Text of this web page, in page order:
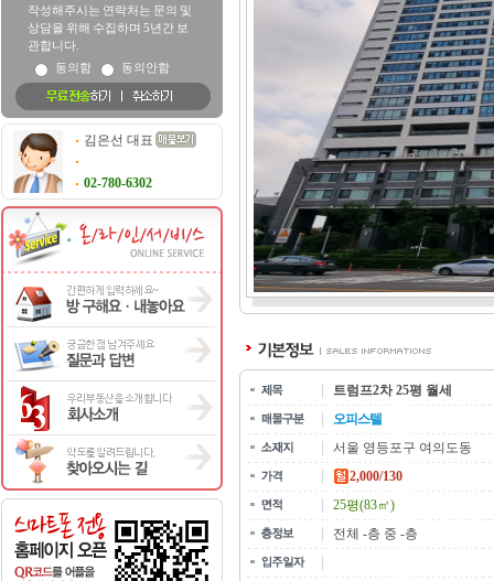
작성해주시는 연락처는 문의 및
상담을 위해 수집하며 5년간 보
관합니다.
동의함
동의안함
김은선 대표
02-780-6302
트럼프2차 25평 월세
오피스텔
서울 영등포구 여의도동
2,000/130
25평(83㎡)
전체 -층 중 -층